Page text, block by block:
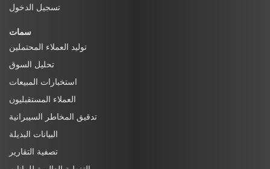
تسجيل الدخول
سمات
توليد العملاء المحتملين
تحليل السوق
استخبارات المبيعات
العملاء المستقبليون
تدقيق المخاطر السيبرانية
البيانات البديلة
تصفية التقارير